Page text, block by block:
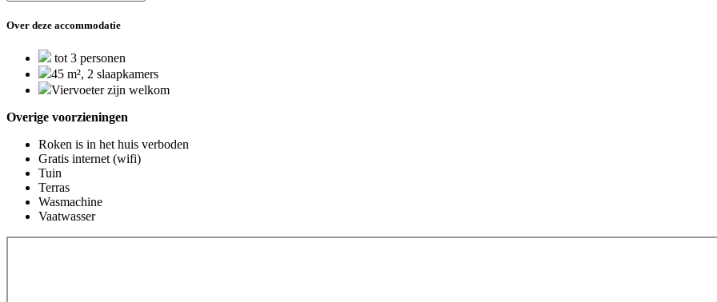
Over deze accommodatie
tot 3 personen
45 m², 2 slaapkamers
Viervoeter zijn welkom
Overige voorzieningen
Roken is in het huis verboden
Gratis internet (wifi)
Tuin
Terras
Wasmachine
Vaatwasser